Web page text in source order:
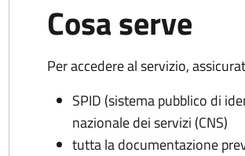
Cosa serve
Per accedere al servizio,
SPID (sistema pubblico di
nazionale dei servizi (CNS)
tutta la documentazione